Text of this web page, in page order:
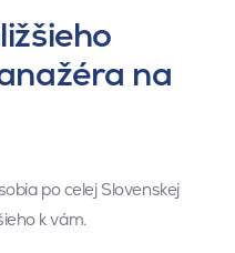
na
po celej Slovenskej
k vám.